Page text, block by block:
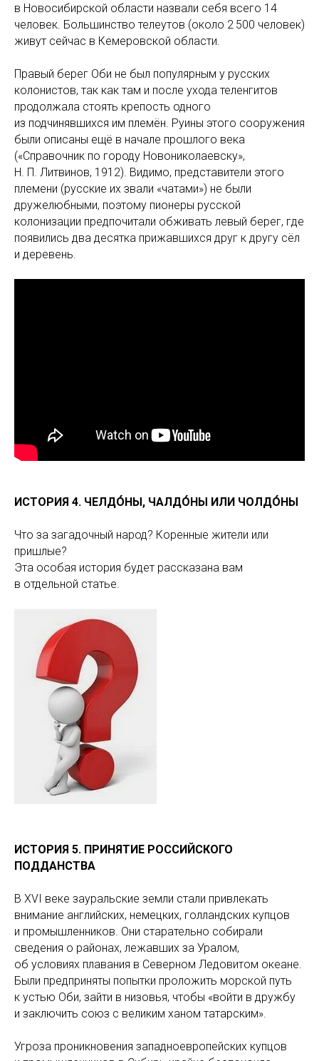
в Новосибирской области назвали себя всего 14
человек. Большинство телеутов (около 2 500 человек)
живут сейчас в Кемеровской области.
Правый берег Оби не был популярным у русских
колонистов, так как там и после ухода теленгитов
продолжала стоять крепость одного
из подчинявшихся им племён. Руины этого сооружения
были описаны ещё в начале прошлого века
(«Справочник по городу Новониколаевску»,
Н. П. Литвинов, 1912). Видимо, представители этого
племени (русские их звали «чатами») не были
дружелюбными, поэтому пионеры русской
колонизации предпочитали обживать левый берег, где
появились два десятка прижавшихся друг к другу сёл
и деревень.
ИСТОРИЯ 4. ЧЕЛДÓНЫ, ЧАЛДÓНЫ ИЛИ ЧОЛДÓНЫ
Что за загадочный народ? Коренные жители или
пришлые?
Эта особая история будет рассказана вам
в отдельной статье.
ИСТОРИЯ 5. ПРИНЯТИЕ РОССИЙСКОГО
ПОДДАНСТВА
В XVI веке зауральские земли стали привлекать
внимание английских, немецких, голландских купцов
и промышленников. Они старательно собирали
сведения о районах, лежавших за Уралом,
об условиях плавания в Северном Ледовитом океане.
Были предприняты попытки проложить морской путь
к устью Оби, зайти в низовья, чтобы «войти в дружбу
и заключить союз с великим ханом татарским».
Угроза проникновения западноевропейских купцов